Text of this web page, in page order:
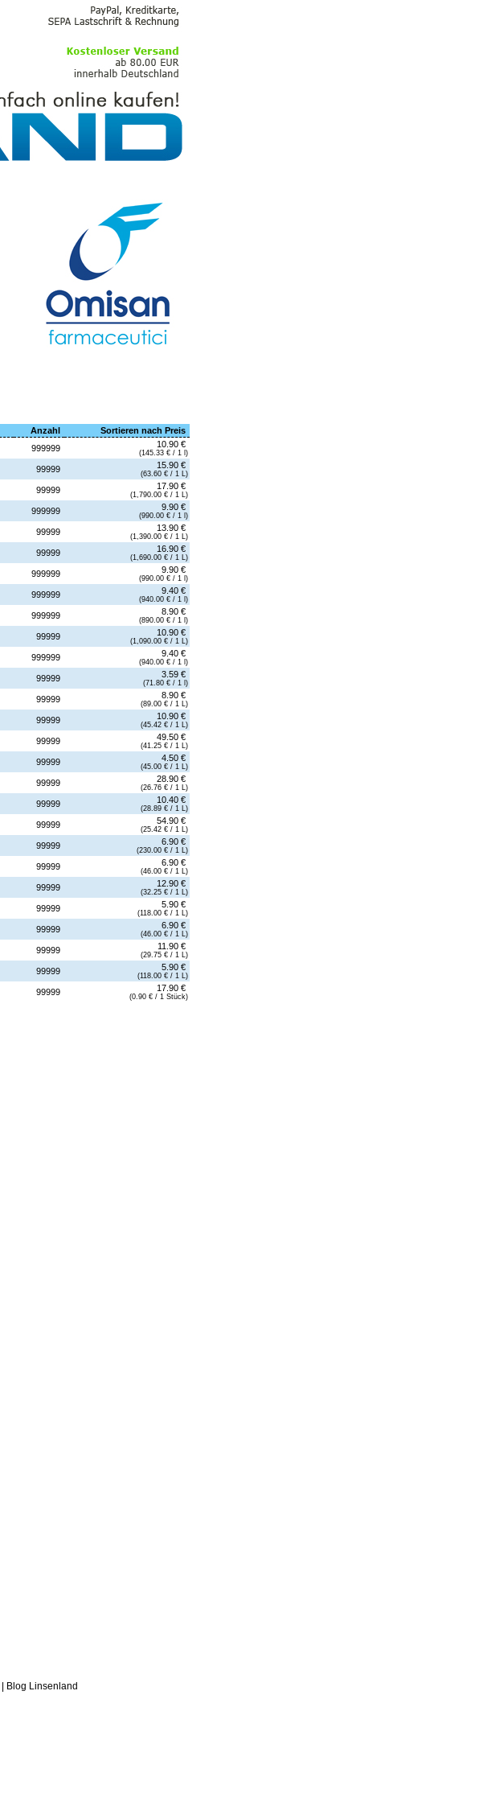
Anzahl
Sortieren nach Preis
999999 10.90 €
(145.33 € / 1 l)
99999 15.90 €
(63.60 € / 1 L)
99999 17.90 €
(1,790.00 € / 1 L)
999999 9.90 €
(990.00 € / 1 l)
99999 13.90 €
(1,390.00 € / 1 L)
99999 16.90 €
(1,690.00 € / 1 L)
999999 9.90 €
(990.00 € / 1 l)
999999 9.40 €
(940.00 € / 1 l)
999999 8.90 €
(890.00 € / 1 l)
99999 10.90 €
(1,090.00 € / 1 L)
999999 9.40 €
(940.00 € / 1 l)
99999 3.59 €
(71.80 € / 1 l)
99999 8.90 €
(89.00 € / 1 L)
99999 10.90 €
(45.42 € / 1 L)
99999 49.50 €
(41.25 € / 1 L)
99999 4.50 €
(45.00 € / 1 L)
99999 28.90 €
(26.76 € / 1 L)
99999 10.40 €
(28.89 € / 1 L)
99999 54.90 €
(25.42 € / 1 L)
99999 6.90 €
(230.00 € / 1 L)
99999 6.90 €
(46.00 € / 1 L)
99999 12.90 €
(32.25 € / 1 L)
99999 5.90 €
(118.00 € / 1 L)
99999 6.90 €
(46.00 € / 1 L)
99999 11.90 €
(29.75 € / 1 L)
99999 5.90 €
(118.00 € / 1 L)
99999 17.90 €
(0.90 € / 1 Stück)
Blog Linsenland